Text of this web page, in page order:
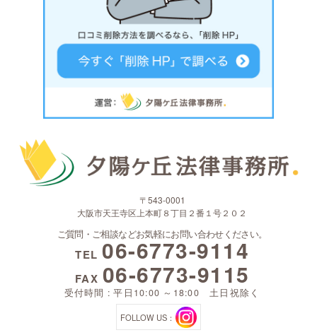
〒543-0001
大阪市天王寺区上本町８丁目２番１号２０２
ご質問・ご相談などお気軽にお問い合わせください。
TEL 06-6773-9114
FAX 06-6773-9115
受付時間 : 平日10:00 ～18:00 土日祝除く
FOLLOW US：